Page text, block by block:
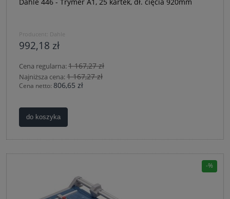
Producent: Dahle
992,18 zł
Cena regularna:1 167,27 zł
Najniższa cena:1 167,27 zł
Cena netto: 806,65 zł
do koszyka